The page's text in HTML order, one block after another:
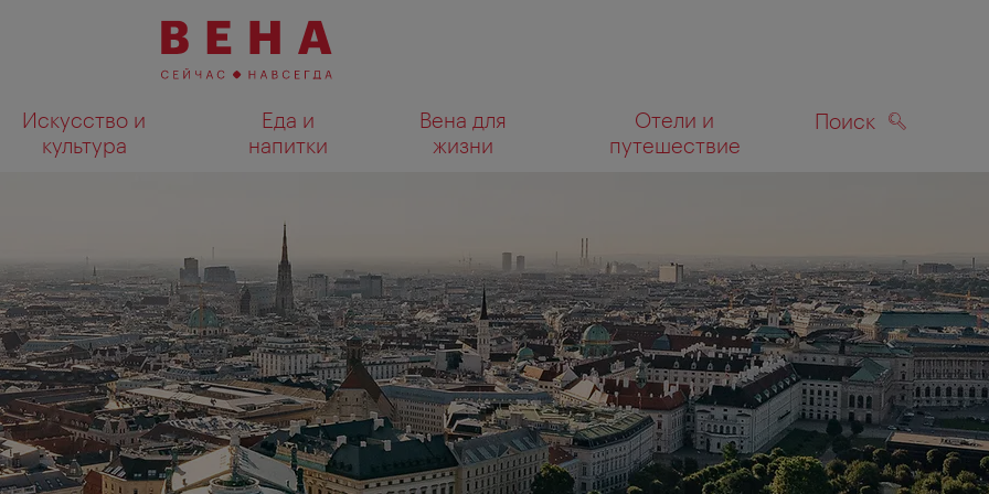
Искусство и
культура
Еда и
напитки
Вена для
жизни
Отели и
путешествие
Поиск